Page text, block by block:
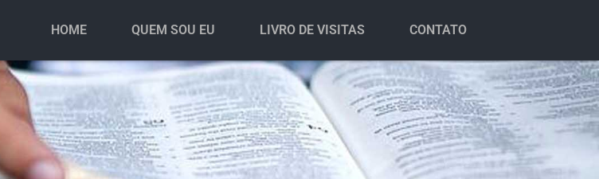
HOME QUEM SOU EU LIVRO DE VISITAS CONTATO